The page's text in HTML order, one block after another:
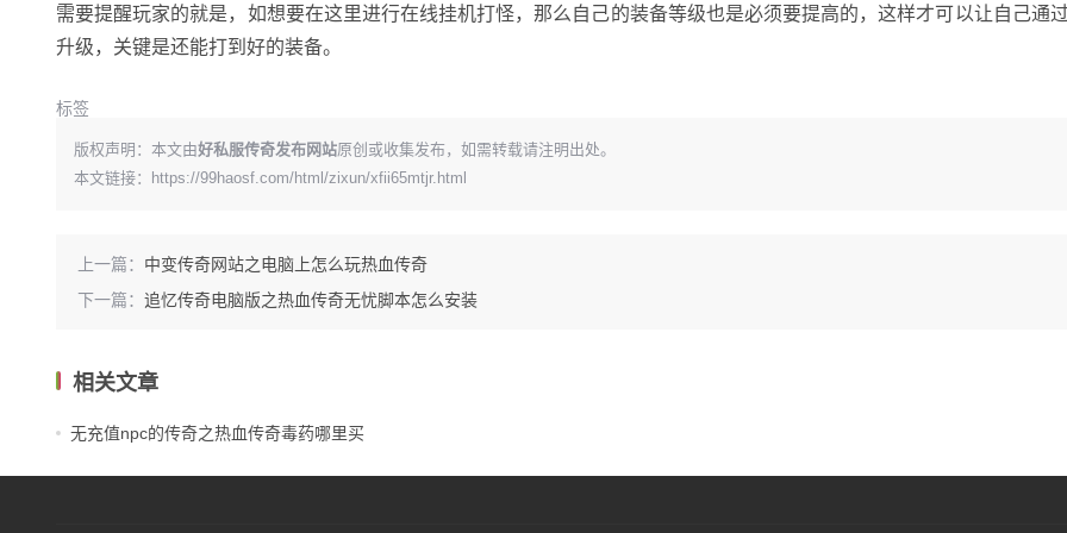
需要提醒玩家的就是，如想要在这里进行在线挂机打怪，那么自己的装备等级也是必须要提高的，这样才可以让自己通
升级，关键是还能打到好的装备。
标签
版权声明：本文由好私服传奇发布网站原创或收集发布，如需转载请注明出处。
本文链接：
https://99haosf.com/html/zixun/xfii65mtjr.html
上一篇： 中变传奇网站之电脑上怎么玩热血传奇
下一篇： 追忆传奇电脑版之热血传奇无忧脚本怎么安装
相关文章
无充值npc的传奇之热血传奇毒药哪里买